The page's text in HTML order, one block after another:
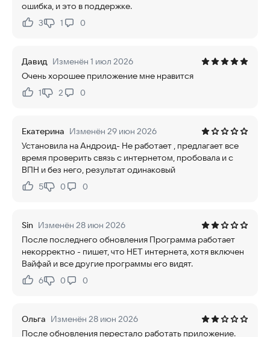
ошибка, и это в поддержке.
Нравится:
3Не нравится:
1 0
Давид Изменён 1 июл 2026
Очень хорошее приложение мне нравится
Нравится:
1Не нравится:
2 0
Екатерина Изменён 29 июн 2026
Установила на Андроид- Не работает , предлагает все
время проверить связь с интернетом, пробовала и с
ВПН и без него, результат одинаковый
Нравится:
5Не нравится:
0 0
Sin Изменён 28 июн 2026
После последнего обновления Программа работает
некорректно - пишет, что НЕТ интернета, хотя включен
Вайфай и все другие программы его видят.
Нравится:
6Не нравится:
0 0
Ольга Изменён 28 июн 2026
После обновления перестало работать приложение.